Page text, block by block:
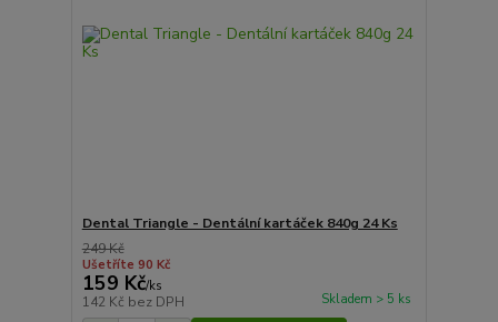
Dental Triangle - Dentální kartáček 840g 24 Ks
249 Kč
Ušetříte 90 Kč
159 Kč/ks
142 Kč bez DPH Skladem > 5 ks